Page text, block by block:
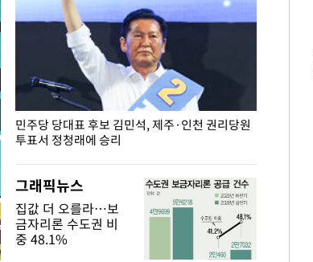
민주당 당대표 후보 김민석, 제주·인천 권리당원
투표서 정청래에 승리
그래픽뉴스
집값 더 오를라…보
금자리론 수도권 비
중 48.1%